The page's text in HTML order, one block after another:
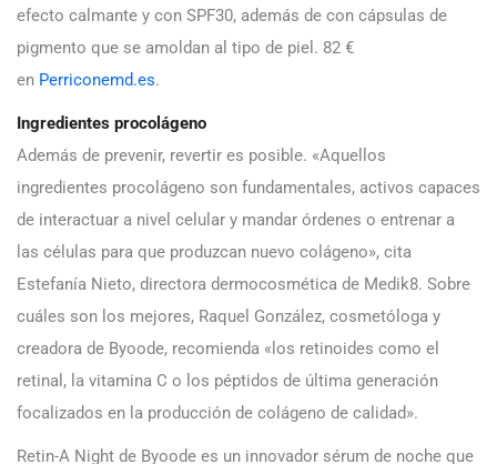
efecto calmante y con SPF30, además de con cápsulas de
pigmento que se amoldan al tipo de piel. 82 €
en Perriconemd.es.
Ingredientes procolágeno
Además de prevenir, revertir es posible. «Aquellos
ingredientes procolágeno son fundamentales, activos capaces
de interactuar a nivel celular y mandar órdenes o entrenar a
las células para que produzcan nuevo colágeno», cita
Estefanía Nieto, directora dermocosmética de Medik8. Sobre
cuáles son los mejores, Raquel González, cosmetóloga y
creadora de Byoode, recomienda «los retinoides como el
retinal, la vitamina C o los péptidos de última generación
focalizados en la producción de colágeno de calidad».
Retin-A Night de Byoode es un innovador sérum de noche que